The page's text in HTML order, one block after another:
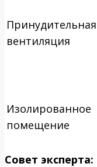
Принудительная
вентиляция
Изолированное
помещение
Совет эксперта: